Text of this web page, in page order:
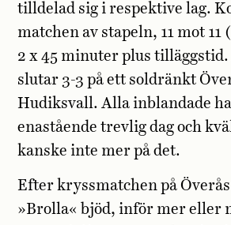
tilldelad sig i respektive lag.
matchen av stapeln, 11 mot 11
2 x 45 minuter plus
slutar 3-3 på ett soldränkt
Hudiksvall. Alla inblandade
enastående trevlig dag och
kanske inte mer på det.
Efter kryssmatchen på
»Brolla« bjöd, inför mer eller